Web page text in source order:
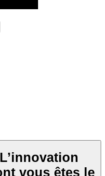
vous êtes le